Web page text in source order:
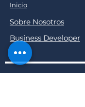
Inicio
Sobre Nosotros
Business Developer